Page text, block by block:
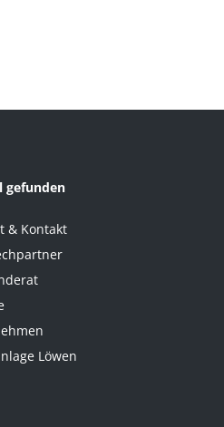
gefunden
& Kontakt
Löwen